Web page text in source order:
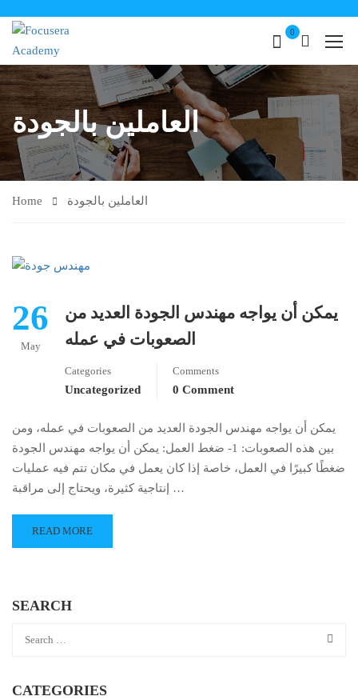
0
العاملين بالجودة
Home العاملين بالجودة
26
May
يمكن أن يواجه مهندس الجودة العديد من
الصعوبات في عمله
Categories
Uncategorized
Comments
0 Comment
يمكن أن يواجه مهندس الجودة العديد من الصعوبات في عمله، ومن
بين هذه الصعوبات: 1- ضغط العمل: يمكن أن يواجه مهندس الجودة
ضغطًا كبيرًا في العمل، خاصة إذا كان يعمل في مكان تتم فيه عمليات
إنتاجية كثيرة، ويحتاج إلى مراقبة …
READ MORE
SEARCH
CATEGORIES